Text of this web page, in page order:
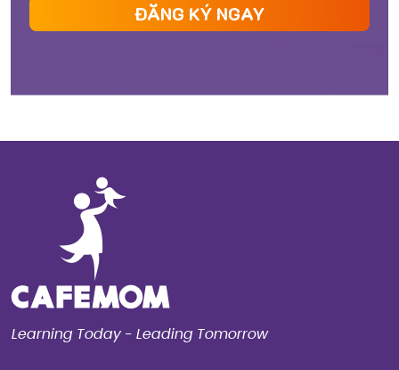
ĐĂNG KÝ NGAY
Learning Today - Leading Tomorrow